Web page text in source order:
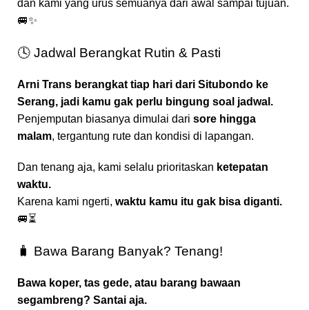
dan kami yang urus semuanya dari awal sampai tujuan.
🚐✨
🕓 Jadwal Berangkat Rutin & Pasti
Arni Trans berangkat tiap hari dari Situbondo ke
Serang, jadi kamu gak perlu bingung soal jadwal.
Penjemputan biasanya dimulai dari sore hingga
malam, tergantung rute dan kondisi di lapangan.
Dan tenang aja, kami selalu prioritaskan ketepatan
waktu.
Karena kami ngerti, waktu kamu itu gak bisa diganti.
🚐⏳
🧳 Bawa Barang Banyak? Tenang!
Bawa koper, tas gede, atau barang bawaan
segambreng? Santai aja.